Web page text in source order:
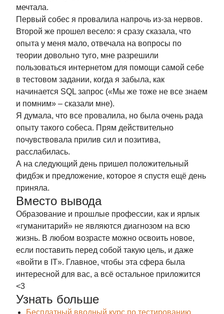
мечтала.
Первый собес я провалила напрочь из-за нервов.
Второй же прошел весело: я сразу сказала, что
опыта у меня мало, отвечала на вопросы по
теории довольно туго, мне разрешили
пользоваться интернетом для помощи самой себе
в тестовом задании, когда я забыла, как
начинается SQL запрос («Мы же тоже не все знаем
и помним» – сказали мне).
Я думала, что все провалила, но была очень рада
опыту такого собеса. Прям действительно
почувствовала прилив сил и позитива,
расслабилась.
А на следующий день пришел положительный
фидбэк и предложение, которое я спустя ещё день
приняла.
Вместо вывода
Образование и прошлые профессии, как и ярлык
«гуманитарий» не являются диагнозом на всю
жизнь. В любом возрасте можно освоить новое,
если поставить перед собой такую цель, и даже
«войти в IT». Главное, чтобы эта сфера была
интересной для вас, а всё остальное приложится
<3
Узнать больше
Бесплатный вводный курс по тестированию
Сведения об образовательной организации
Лицензия № Л035–01298–77/00673392
Договор-оферта
Политика конфиденциальности
командой QA Studio
Подписаться